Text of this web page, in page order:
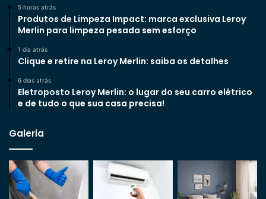
5 horas atrás
Produtos de Limpeza Impact: marca exclusiva Leroy
Merlin para limpeza pesada sem esforço
1 dia atrás
Clique e retire na Leroy Merlin: saiba os detalhes
6 dias atrás
Eletroposto Leroy Merlin: o lugar do seu carro elétrico
e de tudo o que sua casa precisa!
Galeria